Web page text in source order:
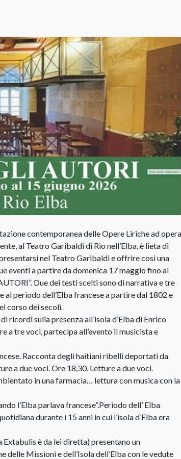
contemporanea delle Opere Liriche ad opera
al Teatro Garibaldi di Rio nell’Elba, è lieta di
nel Teatro Garibaldi e offrire così una
eventi a partire da domenica 17 maggio fino al
Due dei testi scelti sono di narrativa e tre
al periodo dell’Elba francese a partire dal 1802 e
corso dei secoli.
ricordi sulla presenza all’isola d’Elba di Enrico
a tre voci, partecipa all’evento il musicista e
Racconta degli haitiani ribelli deportati da
a due voci. Ore 18,30. Letture a due voci.
in una farmacia… lettura con musica con la
l’Elba parlava francese”.Periodo dell’ Elba
durante i 15 anni in cui l’isola d’Elba era
Extabulis è da lei diretta) presentano un
delle Missioni e dell’Isola dell’Elba con le vedute